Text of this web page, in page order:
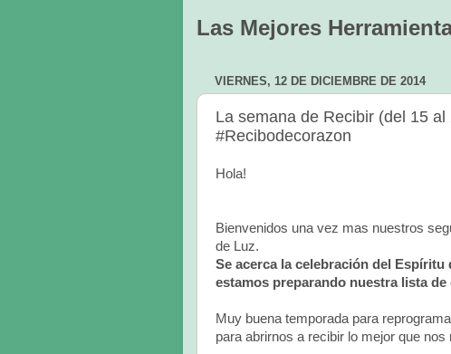
Las Mejores
VIERNES, 12 DE DICIEMBRE DE 2014
La semana de Recibir (del 15
#Recibodecorazon
Hola!
Bienvenidos una vez mas nuestros
de Luz.
Se acerca la celebración del Espíritu
estamos preparando nuestra lista de
Muy buena temporada para
para abrirnos a recibir lo mejor que nos